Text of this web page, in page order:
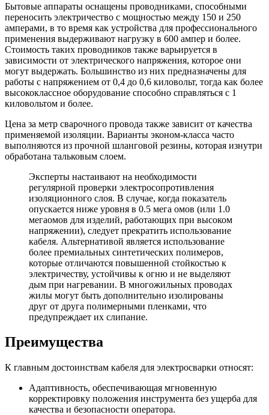
Бытовые аппараты оснащены проводниками, способными
переносить электричество с мощностью между 150 и 250
амперами, в то время как устройства для профессионального
применения выдерживают нагрузку в 600 ампер и более.
Стоимость таких проводников также варьируется в
зависимости от электрического напряжения, которое они
могут выдержать. Большинство из них предназначены для
работы с напряжением от 0,4 до 0,6 киловольт, тогда как более
высококлассное оборудование способно справляться с 1
киловольтом и более.
Цена за метр сварочного провода также зависит от качества
применяемой изоляции. Варианты эконом-класса часто
выполняются из прочной шланговой резины, которая изнутри
обработана тальковым слоем.
Эксперты настаивают на необходимости
регулярной проверки электросопротивления
изоляционного слоя. В случае, когда показатель
опускается ниже уровня в 0.5 мега омов (или 1.0
мегаомов для изделий, работающих при высоком
напряжении), следует прекратить использование
кабеля. Альтернативой является использование
более премиальных синтетических полимеров,
которые отличаются повышенной стойкостью к
электричеству, устойчивы к огню и не выделяют
дым при нагревании. В многожильных проводах
жилы могут быть дополнительно изолированы
друг от друга полимерными пленками, что
предупреждает их слипание.
Преимущества
К главным достоинствам кабеля для электросварки относят:
Адаптивность, обеспечивающая мгновенную
корректировку положения инструмента без ущерба для
качества и безопасности оператора.